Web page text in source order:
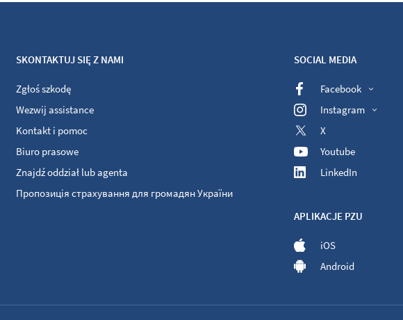
SKONTAKTUJ SIĘ Z NAMI
Zgłoś szkodę
Wezwij assistance
Kontakt i pomoc
Biuro prasowe
Znajdź oddział lub agenta
Пропозиція страхування для громадян України
SOCIAL MEDIA
Facebook
Instagram
X
Youtube
LinkedIn
APLIKACJE PZU
iOS
Android